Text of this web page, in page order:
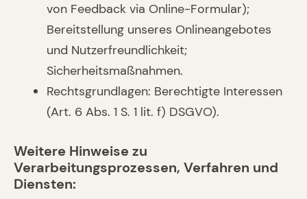
von Feedback via Online-Formular);
Bereitstellung unseres Onlineangebotes
und Nutzerfreundlichkeit;
Sicherheitsmaßnahmen.
Rechtsgrundlagen: Berechtigte Interessen
(Art. 6 Abs. 1 S. 1 lit. f) DSGVO).
Weitere Hinweise zu
Verarbeitungsprozessen, Verfahren und
Diensten: